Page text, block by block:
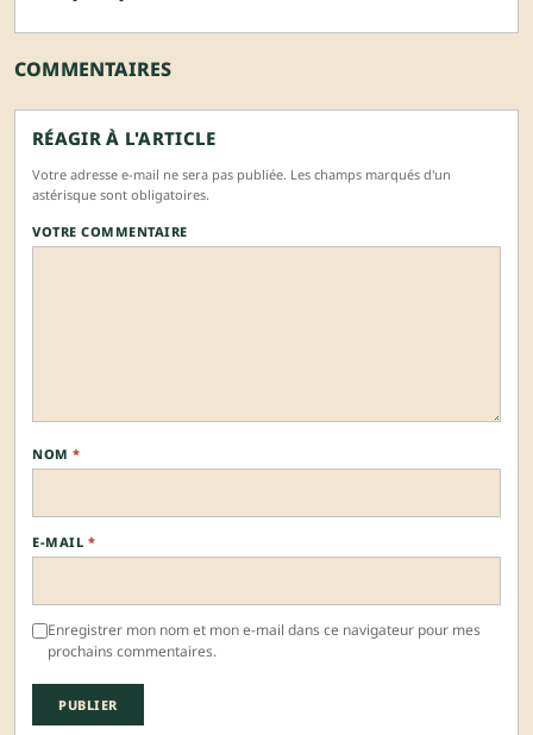
COMMENTAIRES
RÉAGIR À L'ARTICLE
Votre adresse e-mail ne sera pas publiée. Les champs marqués d'un
astérisque sont obligatoires.
VOTRE COMMENTAIRE
NOM *
E-MAIL *
Enregistrer mon nom et mon e-mail dans ce navigateur pour mes
prochains commentaires.